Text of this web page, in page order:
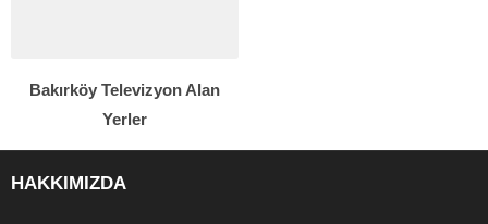
Bakırköy Televizyon Alan
Yerler
HAKKIMIZDA